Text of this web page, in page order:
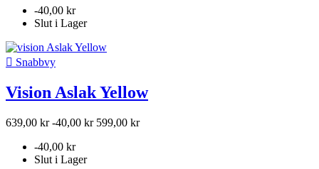
-40,00 kr
Slut i Lager
 Snabbvy
Vision Aslak Yellow
639,00 kr -40,00 kr 599,00 kr
-40,00 kr
Slut i Lager